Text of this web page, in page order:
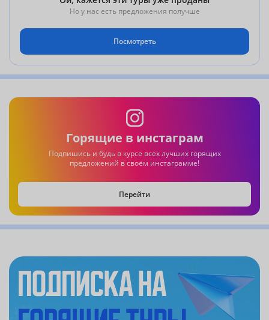
Но у нас есть предложения получше
Посмотреть
Горящие в инстаграм
Подпишись и будь в курсе всех лучших горящих
предложений в своём инстаграмме!
Перейти